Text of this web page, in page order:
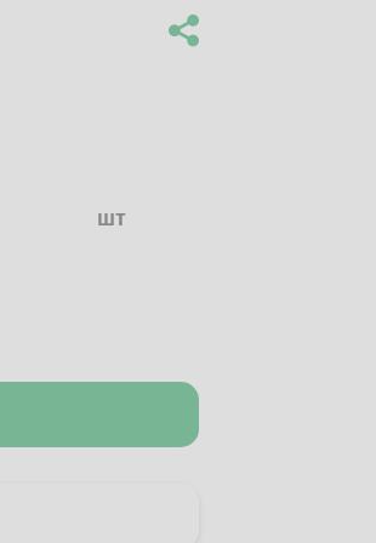
шт